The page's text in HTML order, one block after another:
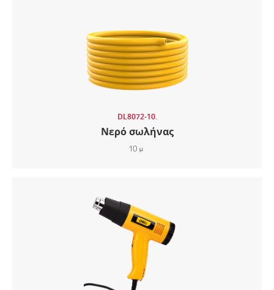
DL8072-10.
Νερό σωλήνας
10μ